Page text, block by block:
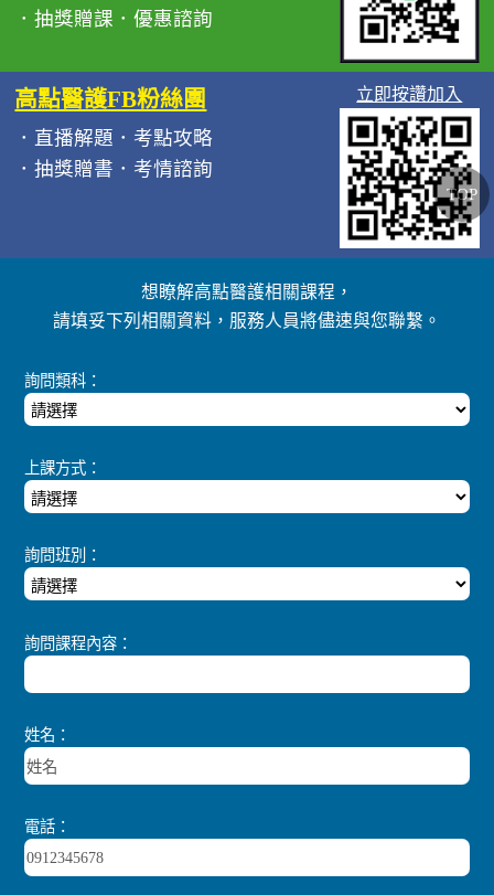
．抽獎贈課．優惠諮詢
高點醫護FB粉絲團
．直播解題．考點攻略
．抽獎贈書．考情諮詢
立即按讚加入
想瞭解高點醫護相關課程，
請填妥下列相關資料，服務人員將儘速與您聯繫。
詢問類科：
上課方式：
詢問班別：
詢問課程內容：
姓名：
電話：
TOP